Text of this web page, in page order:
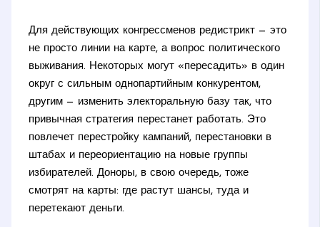
Для действующих конгрессменов редистрикт — это
не просто линии на карте, а вопрос политического
выживания. Некоторых могут «пересадить» в один
округ с сильным однопартийным конкурентом,
другим — изменить электоральную базу так, что
привычная стратегия перестанет работать. Это
повлечет перестройку кампаний, перестановки в
штабах и переориентацию на новые группы
избирателей. Доноры, в свою очередь, тоже
смотрят на карты: где растут шансы, туда и
перетекают деньги.